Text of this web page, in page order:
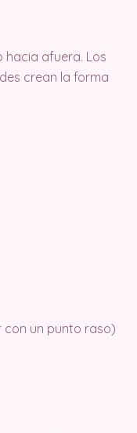
hacia afuera. Los
crean la forma
con un punto raso)